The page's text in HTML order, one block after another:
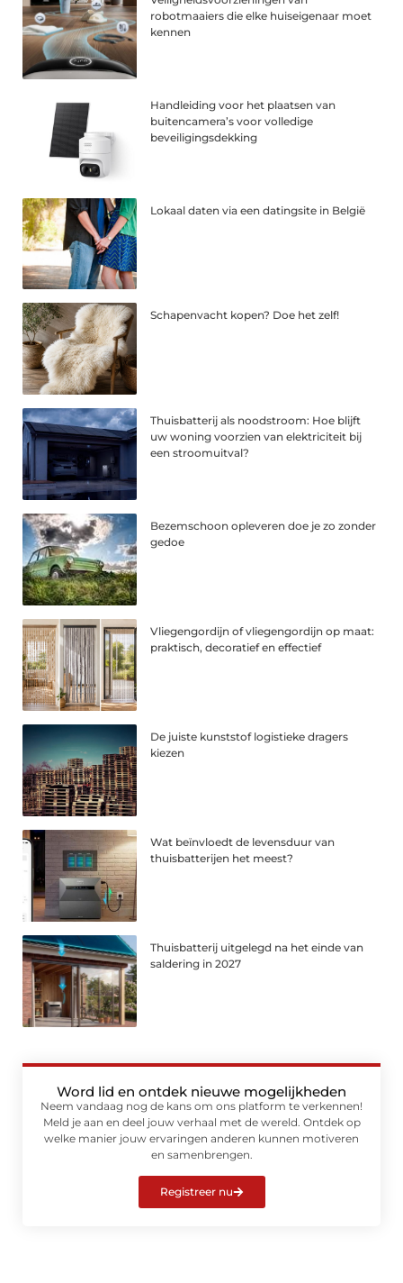
robotmaaiers die elke huiseigenaar moet
kennen
Handleiding voor het plaatsen van
buitencamera’s voor volledige
beveiligingsdekking
Lokaal daten via een datingsite in België
Schapenvacht kopen? Doe het zelf!
Thuisbatterij als noodstroom: Hoe blijft
uw woning voorzien van elektriciteit bij
een stroomuitval?
Bezemschoon opleveren doe je zo zonder
gedoe
Vliegengordijn of vliegengordijn op maat:
praktisch, decoratief en effectief
De juiste kunststof logistieke dragers
kiezen
Wat beïnvloedt de levensduur van
thuisbatterijen het meest?
Thuisbatterij uitgelegd na het einde van
saldering in 2027
Word lid en ontdek nieuwe mogelijkheden
Neem vandaag nog de kans om ons platform te verkennen!
Meld je aan en deel jouw verhaal met de wereld. Ontdek op
welke manier jouw ervaringen anderen kunnen motiveren
en samenbrengen.
Registreer nu